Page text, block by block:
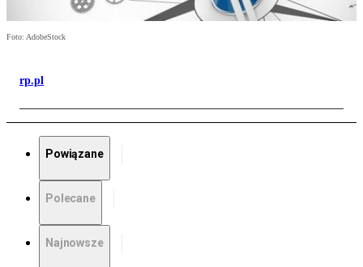
Foto: AdobeStock
rp.pl
Powiązane
Polecane
Najnowsze